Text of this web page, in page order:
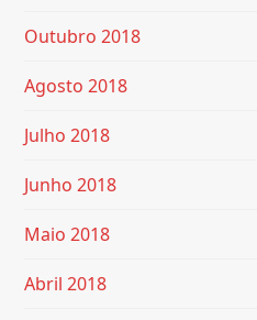
Outubro 2018
Agosto 2018
Julho 2018
Junho 2018
Maio 2018
Abril 2018